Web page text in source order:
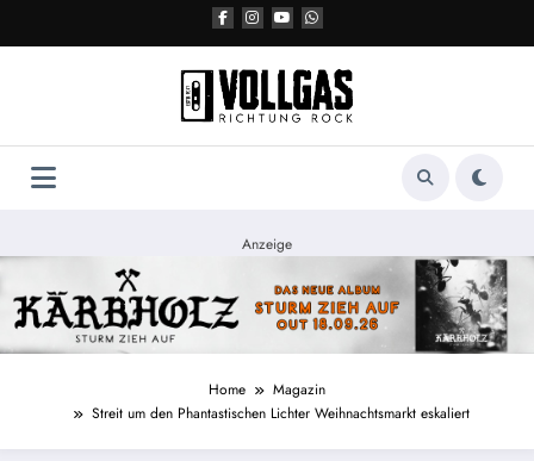
Anzeige
Home
Magazin
Streit um den Phantastischen Lichter Weihnachtsmarkt eskaliert